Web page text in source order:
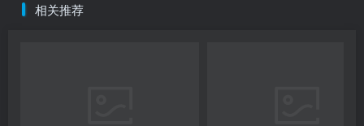
相关推荐